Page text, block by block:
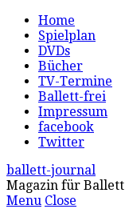
Home
Spielplan
DVDs
Bücher
TV-Termine
Ballett-frei
Impressum
facebook
Twitter
ballett-journal
Magazin für Ballett
Menu Close